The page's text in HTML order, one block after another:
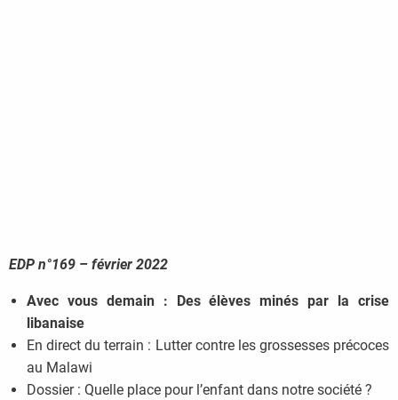
EDP n°169 – février 2022
Avec vous demain : Des élèves minés par la crise
libanaise
En direct du terrain : Lutter contre les grossesses précoces
au Malawi
Dossier : Quelle place pour l’enfant dans notre société ?